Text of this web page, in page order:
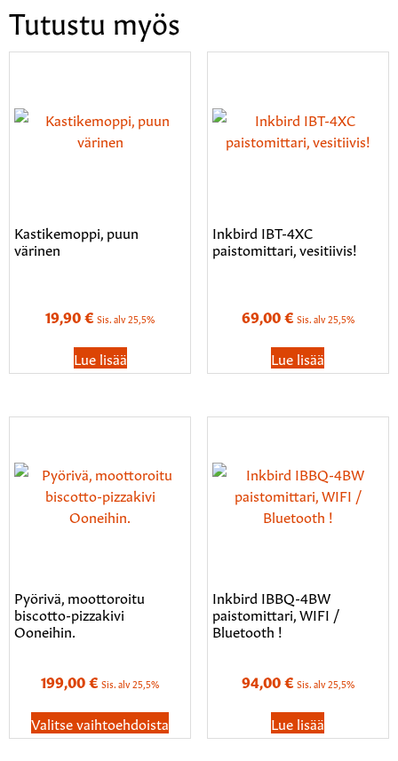
Tutustu myös
Kastikemoppi, puun
värinen
19,90€ Sis. alv 25,5%
Lue lisää
Inkbird IBT-4XC
paistomittari, vesitiivis!
69,00€ Sis. alv 25,5%
Lue lisää
Pyörivä, moottoroitu
biscotto-pizzakivi
Ooneihin.
199,00€ Sis. alv 25,5%
Valitse vaihtoehdoista
Inkbird IBBQ-4BW
paistomittari, WIFI /
Bluetooth !
94,00€ Sis. alv 25,5%
Lue lisää